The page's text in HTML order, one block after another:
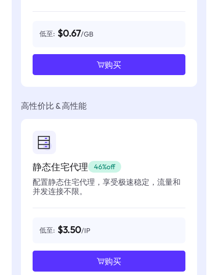
低至: $0.67/GB
购买
高性价比 & 高性能
静态住宅代理 46%off
配置静态住宅代理，享受极速稳定，流量和
并发连接不限。
低至: $3.50/IP
购买